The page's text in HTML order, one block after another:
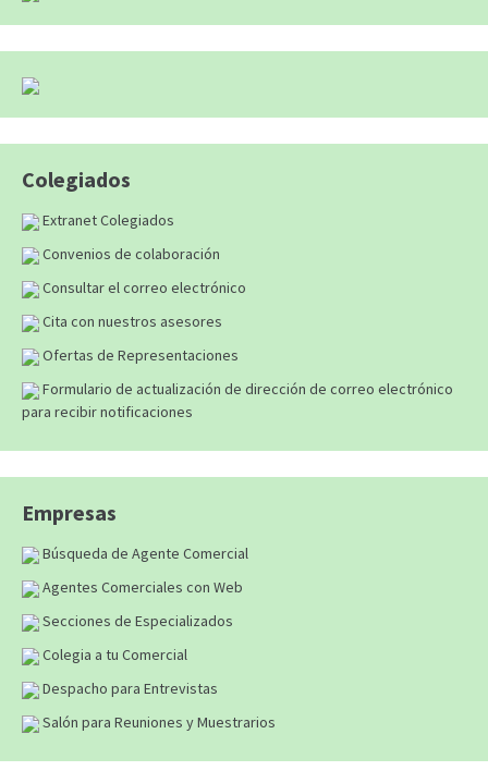
Colegiados
Extranet Colegiados
Convenios de colaboración
Consultar el correo electrónico
Cita con nuestros asesores
Ofertas de Representaciones
Formulario de actualización de dirección de correo electrónico
para recibir notificaciones
Empresas
Búsqueda de Agente Comercial
Agentes Comerciales con Web
Secciones de Especializados
Colegia a tu Comercial
Despacho para Entrevistas
Salón para Reuniones y Muestrarios